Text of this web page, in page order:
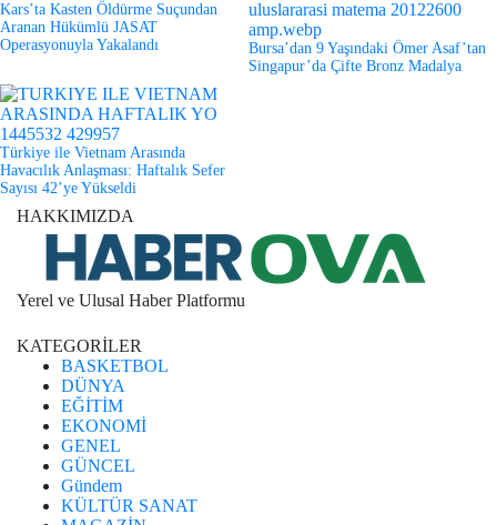
Kars’ta Kasten Öldürme Suçundan
Aranan Hükümlü JASAT
Operasyonuyla Yakalandı
Bursa’dan 9 Yaşındaki Ömer Asaf’tan
Singapur’da Çifte Bronz Madalya
Türkiye ile Vietnam Arasında
Havacılık Anlaşması: Haftalık Sefer
Sayısı 42’ye Yükseldi
HAKKIMIZDA
Yerel ve Ulusal Haber Platformu
KATEGORİLER
BASKETBOL
DÜNYA
EĞİTİM
EKONOMİ
GENEL
GÜNCEL
Gündem
KÜLTÜR SANAT